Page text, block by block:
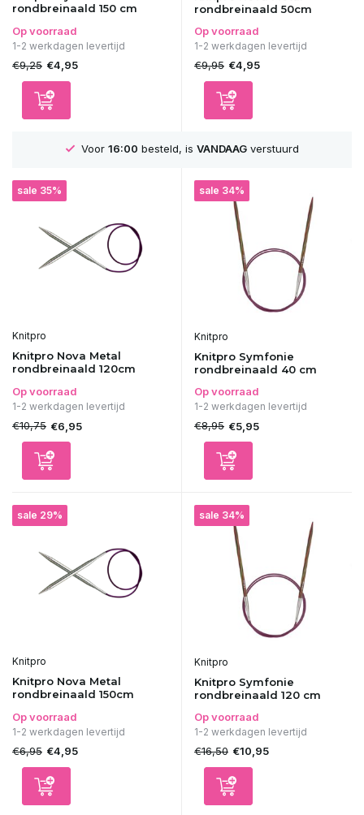
rondbreinaald 150 cm
Op voorraad
1-2 werkdagen levertijd
€9,25 €4,95
rondbreinaald 50cm
Op voorraad
1-2 werkdagen levertijd
€9,95 €4,95
Voor 16:00 besteld, is VANDAAGverstuurd
sale 35%
Knitpro
Knitpro Nova Metal
rondbreinaald 120cm
Op voorraad
1-2 werkdagen levertijd
€10,75 €6,95
sale 34%
Knitpro
Knitpro Symfonie
rondbreinaald 40 cm
Op voorraad
1-2 werkdagen levertijd
€8,95 €5,95
sale 29%
Knitpro
Knitpro Nova Metal
rondbreinaald 150cm
Op voorraad
1-2 werkdagen levertijd
€6,95 €4,95
sale 34%
Knitpro
Knitpro Symfonie
rondbreinaald 120 cm
Op voorraad
1-2 werkdagen levertijd
€16,50 €10,95